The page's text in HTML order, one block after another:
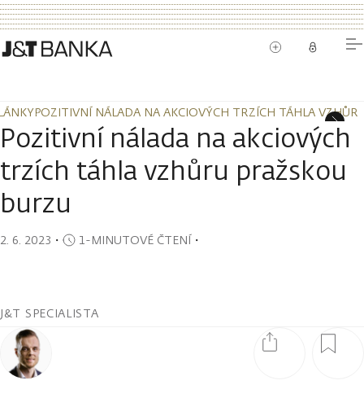
POZITIVNÍ NÁLADA NA AKCIOVÝCH TRZÍCH TÁHLA
POZITIVNÍ NÁLADA NA AKCIOVÝCH TRZÍCH TÁHLA
Pozitivní nálada na akciových
trzích táhla vzhůru pražskou
burzu
2. 6. 2023 ・ 1-MINUTOVÉ ČTENÍ・
J&T SPECIALISTA